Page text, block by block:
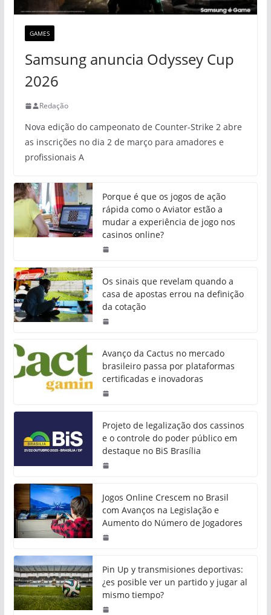
GAMES
Samsung anuncia Odyssey Cup
2026
Redação
Nova edição do campeonato de Counter-Strike 2 abre
as inscrições no dia 2 de março para amadores e
profissionais A
Porque é que os jogos de ação
rápida como o Aviator estão a
mudar a experiência de jogo nos
casinos online?
Os sinais que revelam quando a
casa de apostas errou na definição
da cotação
Avanço da Cactus no mercado
brasileiro passa por plataformas
certificadas e inovadoras
Projeto de legalização dos cassinos
e o controle do poder público em
destaque no BiS Brasília
Jogos Online Crescem no Brasil
com Avanços na Legislação e
Aumento do Número de Jogadores
Pin Up y transmisiones deportivas:
¿es posible ver un partido y jugar al
mismo tiempo?